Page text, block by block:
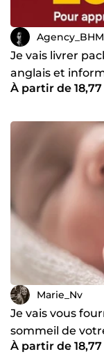
Agency_BHM
Je vais livrer
anglais et
Revente Inclus
À partir de 18,77
Marie_Nv
Je vais vous
sommeil de
À partir de 18,77